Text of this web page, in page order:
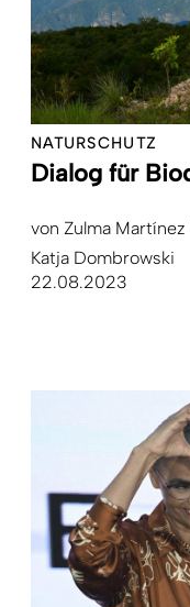
NATURSCHUTZ
Dialog für
von Zulma
Katja Dombrowski
22.08.2023